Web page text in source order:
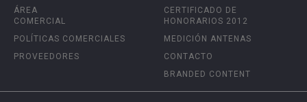
ÁREA
COMERCIAL
POLÍTICAS COMERCIALES
PROVEEDORES
CERTIFICADO DE
HONORARIOS 2012
MEDICIÓN ANTENAS
CONTACTO
BRANDED CONTENT